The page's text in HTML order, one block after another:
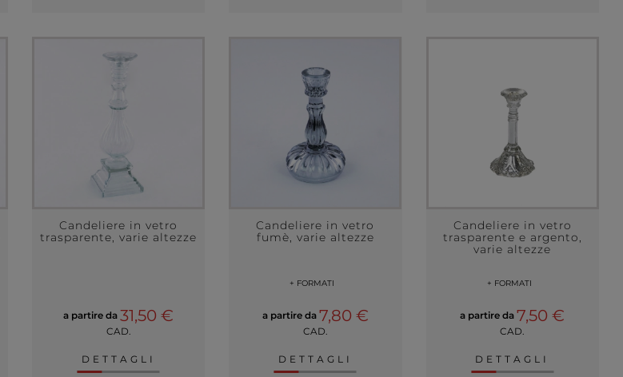
Candeliere in vetro
trasparente, varie altezze
a partire da 31,50 €
CAD.
DETTAGLI
Candeliere in vetro
fumè, varie altezze
+ FORMATI
a partire da 7,80 €
CAD.
DETTAGLI
Candeliere in vetro
trasparente e argento,
varie altezze
+ FORMATI
a partire da7,50 €
CAD.
DETTAGLI